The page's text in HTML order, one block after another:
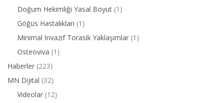
Doğum Hekimliği Yasal Boyut (1)
Göğüs Hastalıkları (1)
Minimal İnvazif Torasik Yaklaşımlar (1)
Osteoviva (1)
Haberler (223)
MN Dijital (32)
Videolar (12)